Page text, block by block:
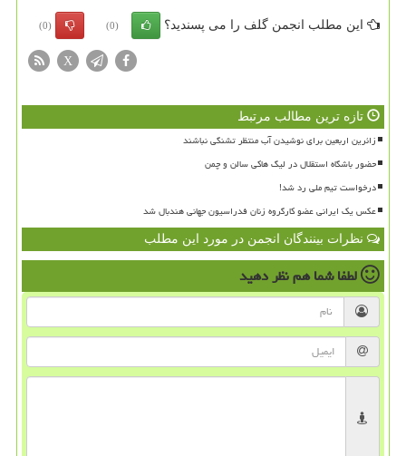
این مطلب انجمن گلف را می پسندید؟ (0)
(0)
X
تازه ترین مطالب مرتبط
زائرین اربعین برای نوشیدن آب منتظر تشنگی نباشند
حضور باشگاه استقلال در لیگ هاکی سالن و چمن
درخواست تیم ملی رد شد!
عکس یک ایرانی عضو کارگروه زنان فدراسیون جهانی هندبال شد
نظرات بینندگان انجمن در مورد این مطلب
لطفا شما همنظر دهید